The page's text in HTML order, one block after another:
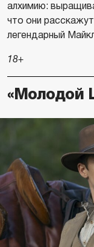
алхимию:
что они
легендарный
18+
«Молодой